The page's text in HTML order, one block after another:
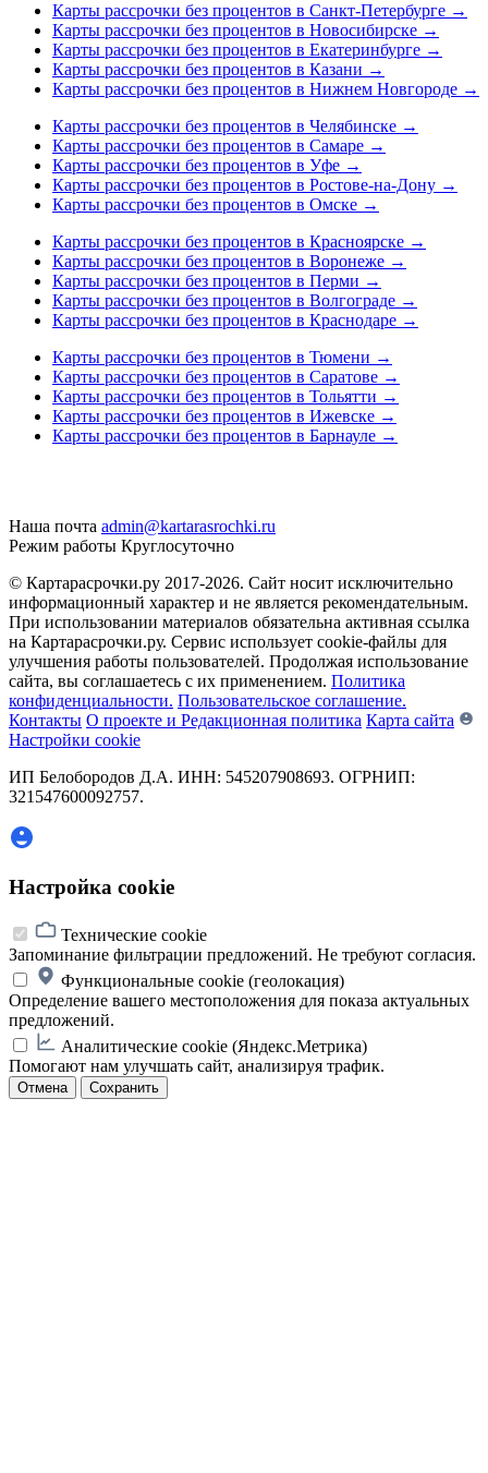
Карты рассрочки без процентов в Санкт-Петербурге →
Карты рассрочки без процентов в Новосибирске →
Карты рассрочки без процентов в Екатеринбурге →
Карты рассрочки без процентов в Казани →
Карты рассрочки без процентов в Нижнем Новгороде →
Карты рассрочки без процентов в Челябинске →
Карты рассрочки без процентов в Самаре →
Карты рассрочки без процентов в Уфе →
Карты рассрочки без процентов в Ростове-на-Дону →
Карты рассрочки без процентов в Омске →
Карты рассрочки без процентов в Красноярске →
Карты рассрочки без процентов в Воронеже →
Карты рассрочки без процентов в Перми →
Карты рассрочки без процентов в Волгограде →
Карты рассрочки без процентов в Краснодаре →
Карты рассрочки без процентов в Тюмени →
Карты рассрочки без процентов в Саратове →
Карты рассрочки без процентов в Тольятти →
Карты рассрочки без процентов в Ижевске →
Карты рассрочки без процентов в Барнауле →
Наша почта admin@kartarasrochki.ru
Режим работы Круглосуточно
© Картарасрочки.ру 2017-2026. Сайт носит исключительно
информационный характер и не является рекомендательным.
При использовании материалов обязательна активная ссылка
на Картарасрочки.ру. Сервис использует cookie-файлы для
улучшения работы пользователей. Продолжая использование
сайта, вы соглашаетесь с их применением. Политика
конфиденциальности. Пользовательское соглашение.
Контакты О проекте и Редакционная политика Карта сайта
Настройки cookie
ИП Белобородов Д.А. ИНН: 545207908693. ОГРНИП:
321547600092757.
Настройка cookie
Технические cookie
Запоминание фильтрации предложений. Не требуют согласия.
Функциональные cookie (геолокация)
Определение вашего местоположения для показа актуальных
предложений.
Аналитические cookie (Яндекс.Метрика)
Помогают нам улучшать сайт, анализируя трафик.
Отмена Сохранить